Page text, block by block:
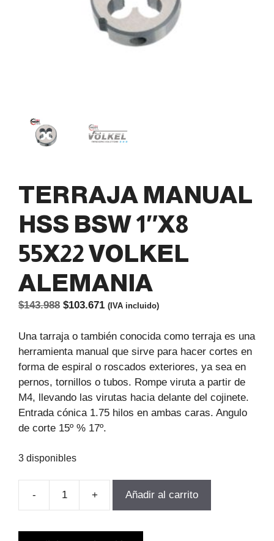
TERRAJA MANUAL
HSS BSW 1″X8
55X22 VOLKEL
ALEMANIA
$143.988 El
original
era:
$143.988.
$103.671El
actual
es:
$103.671.
(IVA incluido)
Una tarraja o también conocida como terraja es una
herramienta manual que sirve para hacer cortes en
forma de espiral o roscados exteriores, ya sea en
pernos, tornillos o tubos. Rompe viruta a partir de
M4, llevando las virutas hacia delante del cojinete.
Entrada cónica 1.75 hilos en ambas caras. Angulo
de corte 15º % 17º.
3 disponibles
-
TERRAJA
HSS
+ Añadir al carrito